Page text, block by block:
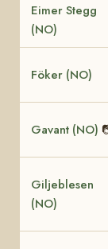
Eimer Stegg
(NO)
Föker (NO)
Gavant (NO)
Giljeblesen
(NO)